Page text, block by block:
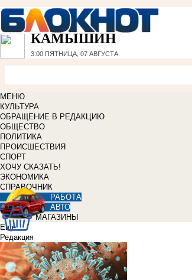
КАМЫШИН
3:00 ПЯТНИЦА, 07 АВГУСТА
МЕНЮ
КУЛЬТУРА
ОБРАЩЕНИЕ В РЕДАКЦИЮ
ОБЩЕСТВО
ПОЛИТИКА
ПРОИСШЕСТВИЯ
СПОРТ
ХОЧУ СКАЗАТЬ!
ЭКОНОМИКА
СПРАВОЧНИК
РАБОТА
АВТО
МАГАЗИНЫ
Еще
Редакция